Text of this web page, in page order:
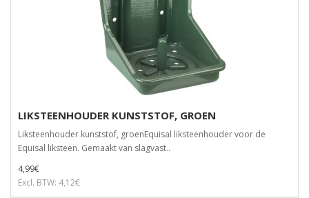
LIKSTEENHOUDER KUNSTSTOF, GROEN
Liksteenhouder kunststof, groenEquisal liksteenhouder voor de
Equisal liksteen. Gemaakt van slagvast..
4,99€
Excl. BTW: 4,12€